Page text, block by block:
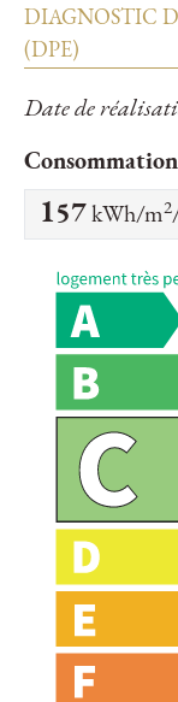
DIAGNOSTIC
(DPE)
Date de
157 kWh/m2